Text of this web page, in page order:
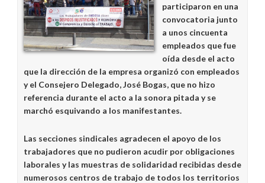
participaron en una
convocatoria junto
a unos cincuenta
empleados que fue
oída desde el acto
que la dirección de la empresa organizó con empleados
y el Consejero Delegado, José Bogas, que no hizo
referencia durante el acto a la sonora pitada y se
marchó esquivando a los manifestantes.
Las secciones sindicales agradecen el apoyo de los
trabajadores que no pudieron acudir por obligaciones
laborales y las muestras de solidaridad recibidas desde
numerosos centros de trabajo de todos los territorios